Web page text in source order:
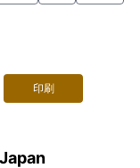
印刷